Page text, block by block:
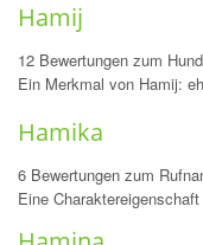
Hamij
12 Bewertungen zum
Ein Merkmal von Hamij:
Hamika
6 Bewertungen zum
Eine